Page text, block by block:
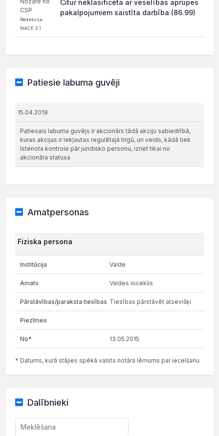
CSP
Redakcija
NACE 2.1
Citur neklasificēta ar veselības aprūpes
pakalpojumiem saistīta darbība (86.99)
Patiesie labuma guvēji
15.04.2019
Patiesais labuma guvējs ir akcionārs tādā akciju sabiedrībā,
kuras akcijas ir iekļautas regulētajā tirgū, un veids, kādā tiek
īstenota kontrole pār juridisko personu, izriet tikai no
akcionāra statusa
Amatpersonas
Fiziska persona
Valde
Valdes loceklis
Tiesības pārstāvēt atsevišķi
13.05.2015
* Datums, kurā stājies spēkā valsts notāra lēmums par iecelšanu
Dalībnieki